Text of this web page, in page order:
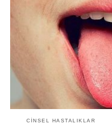
CINSEL HASTALIKLAR